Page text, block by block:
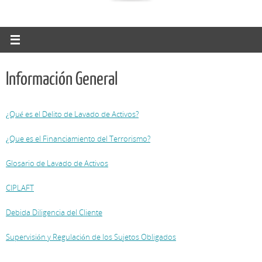
Información General
¿Qué es el Delito de Lavado de Activos?
¿Que es el Financiamiento del Terrorismo?
Glosario de Lavado de Activos
CIPLAFT
Debida Diligencia del Cliente
Supervisión y Regulación de los Sujetos Obligados